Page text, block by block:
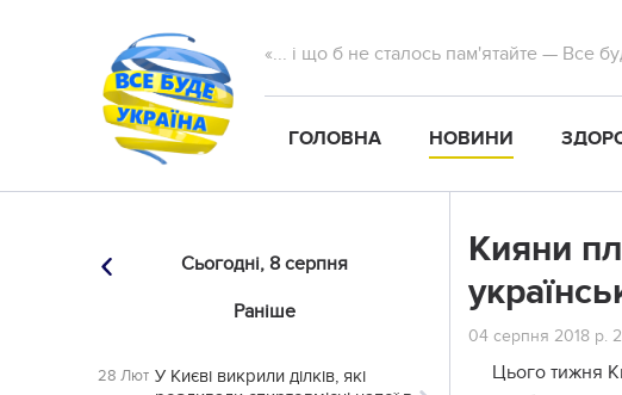
«... і що б не сталось пам'ятайте — Все
ГОЛОВНА НОВИНИ
Сьогодні, 8 серпня
Раніше
28 Лют У Києві викрили ділків, які
Кияни
04 серпня 2018 р.
Цього тижня